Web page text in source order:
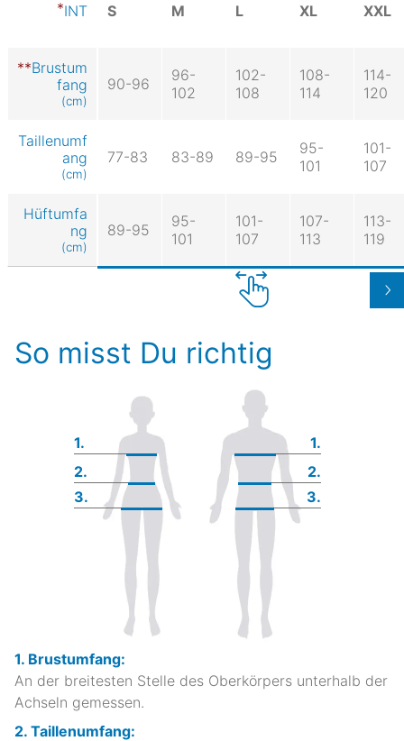
INT S M L XL XXL
Brustum
fang
(cm)
90-96
96-
102
102-
108
108-
114
114-
120
Taillenumf
ang
(cm)
77-83 83-89 89-95
95-
101
101-
107
Hüftumfa
ng
(cm)
89-95
95-
101
101-
107
107-
113
113-
119
So misst Du richtig
1.
1.
2.
2.
3.
3.
1. Brustumfang:
An der breitesten Stelle des Oberkörpers unterhalb der
Achseln gemessen.
2. Taillenumfang: